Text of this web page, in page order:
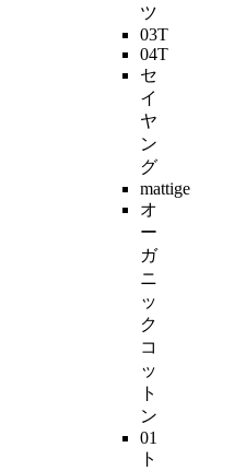
ツ
03T
04T
セ
イ
ヤ
ン
グ
mattige
オ
ー
ガ
ニ
ッ
ク
コ
ッ
ト
ン
01
ト